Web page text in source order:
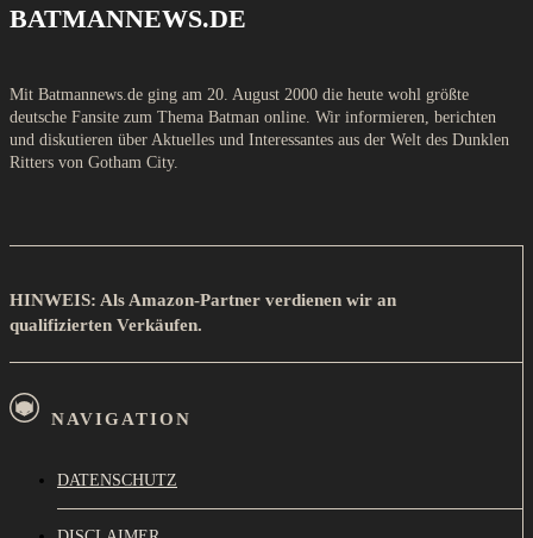
BATMANNEWS.DE
Mit Batmannews.de ging am 20. August 2000 die heute wohl größte
deutsche Fansite zum Thema Batman online. Wir informieren, berichten
und diskutieren über Aktuelles und Interessantes aus der Welt des Dunklen
Ritters von Gotham City.
HINWEIS: Als Amazon-Partner verdienen wir an
qualifizierten Verkäufen.
NAVIGATION
DATENSCHUTZ